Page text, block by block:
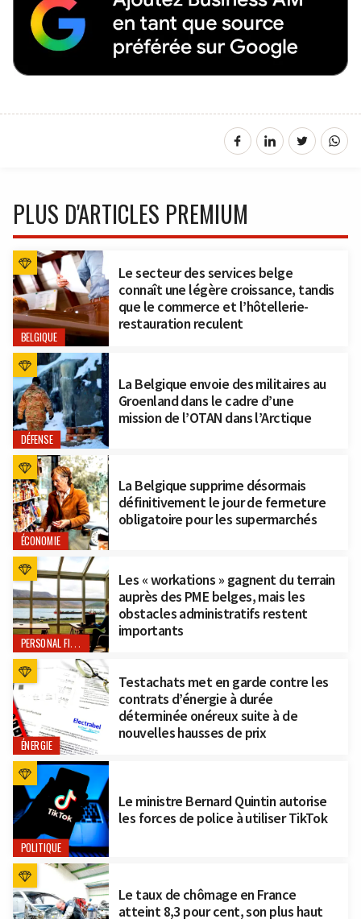
PLUS D'ARTICLES PREMIUM
BELGIQUE
Le secteur des services belge
connaît une légère croissance, tandis
que le commerce et l’hôtellerie-
restauration reculent
DÉFENSE
La Belgique envoie des militaires au
Groenland dans le cadre d’une
mission de l’OTAN dans l’Arctique
ÉCONOMIE
La Belgique supprime désormais
définitivement le jour de fermeture
obligatoire pour les supermarchés
PERSONAL FINANCE
Les « workations » gagnent du terrain
auprès des PME belges, mais les
obstacles administratifs restent
importants
ÉNERGIE
Testachats met en garde contre les
contrats d’énergie à durée
déterminée onéreux suite à de
nouvelles hausses de prix
POLITIQUE
Le ministre Bernard Quintin autorise
les forces de police à utiliser TikTok
Le taux de chômage en France
atteint 8,3 pour cent, son plus haut